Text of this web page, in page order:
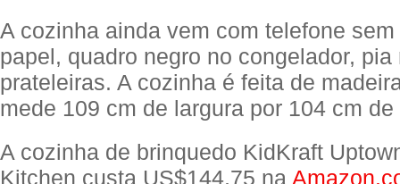
A cozinha ainda vem com telefone
papel, quadro negro no congelador,
prateleiras. A cozinha é feita de
mede 109 cm de largura por 104 cm de
A cozinha de brinquedo KidKraft
Kitchen custa US$144,75 na